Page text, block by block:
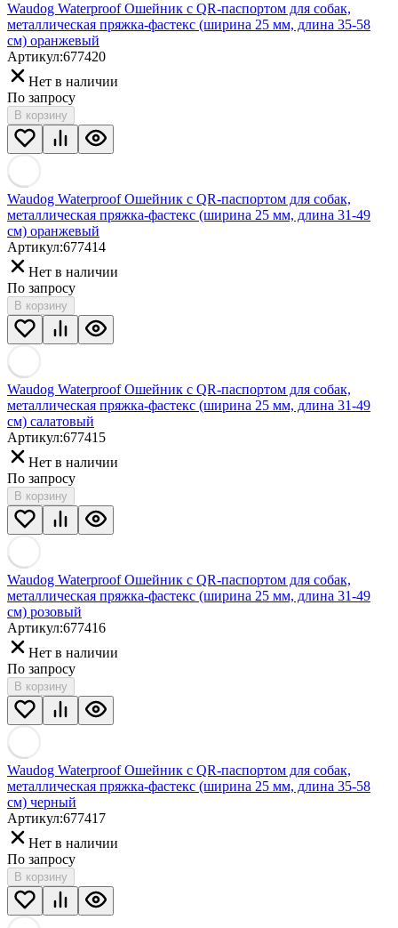
Waudog Waterproof Ошейник с QR-паспортом для собак,
металлическая пряжка-фастекс (ширина 25 мм, длина 35-58
см) оранжевый
Артикул:677420
Нет в наличии
По запросу
В корзину
Waudog Waterproof Ошейник с QR-паспортом для собак,
металлическая пряжка-фастекс (ширина 25 мм, длина 31-49
см) оранжевый
Артикул:677414
Нет в наличии
По запросу
В корзину
Waudog Waterproof Ошейник с QR-паспортом для собак,
металлическая пряжка-фастекс (ширина 25 мм, длина 31-49
см) салатовый
Артикул:677415
Нет в наличии
По запросу
В корзину
Waudog Waterproof Ошейник с QR-паспортом для собак,
металлическая пряжка-фастекс (ширина 25 мм, длина 31-49
см) розовый
Артикул:677416
Нет в наличии
По запросу
В корзину
Waudog Waterproof Ошейник с QR-паспортом для собак,
металлическая пряжка-фастекс (ширина 25 мм, длина 35-58
см) черный
Артикул:677417
Нет в наличии
По запросу
В корзину